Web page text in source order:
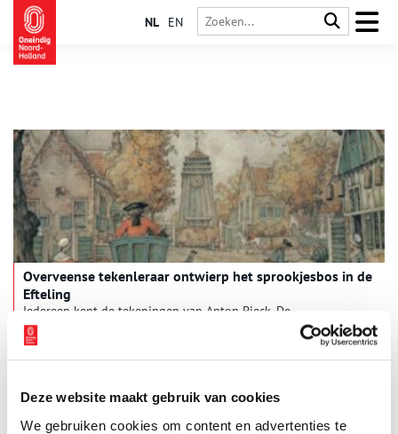
Deze website maakt gebruik van cookies
We gebruiken cookies om content en advertenties te
NL EN
Overveense tekenleraar ontwierp het sprookjesbos in de
Efteling
Iedereen kent de tekeningen van Anton Pieck. De
sprookjesachtige creaties van deze veelzijdige tekenleraar uit
Overveen stonden model voor het sprookjesbos in de Efteling.
Pieck beschouwde zijn werk voor het Brabantse attractiepark